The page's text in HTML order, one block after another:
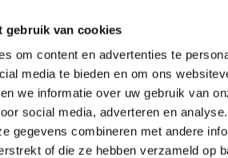
gebruik van cookies
om content en advertenties te
media te bieden en om ons
we informatie over uw gebruik van
social media, adverteren en
gegevens combineren met andere
of die ze hebben verzameld op
ISO DC 1
€89.00